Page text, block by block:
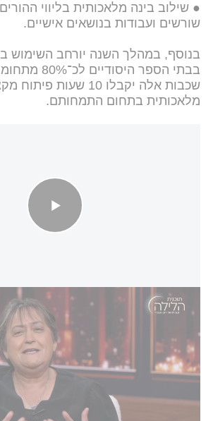
● שילוב בינה מלאכותית בליווי
שורשים ועבודות בנושאים אישיים.
בנוסף, במהלך השנה יורחב השימוש
בבתי הספר
שכבות אלה יקבלו 10
מלאכותית בתחום התמחותם.
מה השיעור שיפה בן דוד הכי לא אהבה?
בראיון לדניאל רוט אבנרי
בחטיבות העליונות:
המחשב), תוך מתן דגש לצירוף ושימור
בנות במסלול זה.